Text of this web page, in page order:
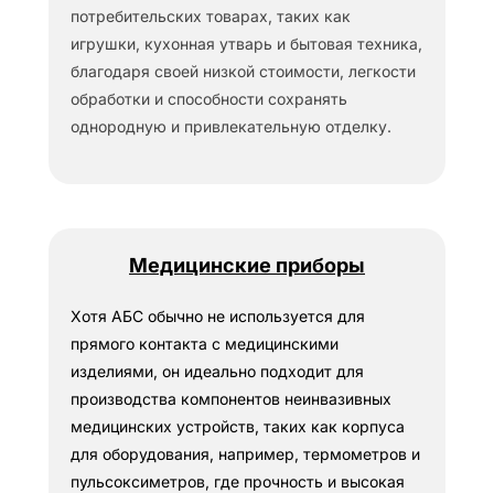
потребительских товарах, таких как
игрушки, кухонная утварь и бытовая техника,
благодаря своей низкой стоимости, легкости
обработки и способности сохранять
однородную и привлекательную отделку.
Медицинские приборы
Хотя АБС обычно не используется для
прямого контакта с медицинскими
изделиями, он идеально подходит для
производства компонентов неинвазивных
медицинских устройств, таких как корпуса
для оборудования, например, термометров и
пульсоксиметров, где прочность и высокая